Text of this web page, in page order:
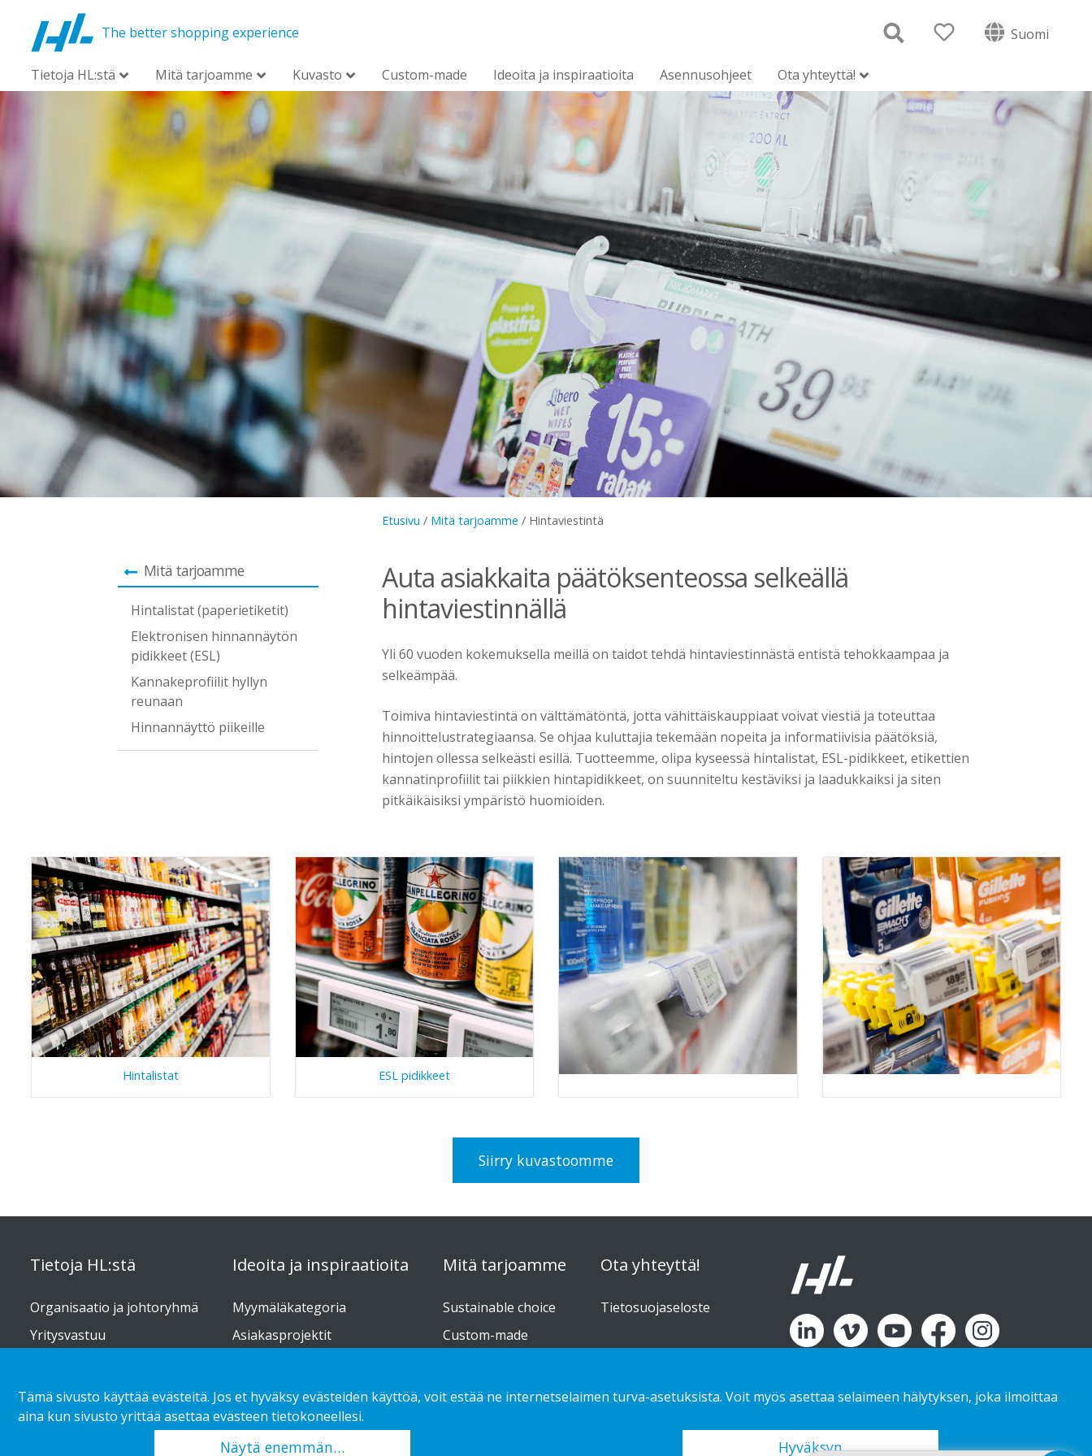
The better shopping experience Suomi
Tietoja HL:stä Mitä tarjoamme Kuvasto Custom-made Ideoita ja inspiraatioita Asennusohjeet Ota yhteyttä!
Etusivu / Mitä tarjoamme / Hintaviestintä
Mitä tarjoamme
Hintalistat (paperietiketit)
Elektronisen hinnannäytön
pidikkeet (ESL)
Kannakeprofiilit hyllyn
reunaan
Hinnannäyttö piikeille
Auta asiakkaita päätöksenteossa selkeällä
hintaviestinnällä
Yli 60 vuoden kokemuksella meillä on taidot tehdä hintaviestinnästä entistä tehokkaampaa ja
selkeämpää.
Toimiva hintaviestintä on välttämätöntä, jotta vähittäiskauppiaat voivat viestiä ja toteuttaa
hinnoittelustrategiaansa. Se ohjaa kuluttajia tekemään nopeita ja informatiivisia päätöksiä,
hintojen ollessa selkeästi esillä. Tuotteemme, olipa kyseessä hintalistat, ESL-pidikkeet, etikettien
kannatinprofiilit tai piikkien hintapidikkeet, on suunniteltu kestäviksi ja laadukkaiksi ja siten
pitkäikäisiksi ympäristö huomioiden.
Hintalistat ESL pidikkeet
Siirry kuvastoomme
Tietoja HL:stä
Organisaatio ja johtoryhmä
Yritysvastuu
Ideoita ja inspiraatioita
Myymäläkategoria
Asiakasprojektit
Mitä tarjoamme
Sustainable choice
Custom-made
Kuvasto
Ota yhteyttä!
Tietosuojaseloste
Copyright 2026 HL Display AB. All rights reserved.
Tämä sivusto käyttää evästeitä. Jos et hyväksy evästeiden käyttöä, voit estää ne internetselaimen turva-asetuksista. Voit myös asettaa selaimeen hälytyksen, joka ilmoittaa
aina kun sivusto yrittää asettaa evästeen tietokoneellesi.
Näytä enemmän… Hyväksyn